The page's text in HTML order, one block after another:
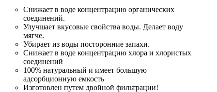
Снижает в воде концентрацию органических
соединений.
Улучшает вкусовые свойства воды. Делает воду
мягче.
Убирает из воды посторонние запахи.
Снижает в воде концентрацию хлора и хлористых
соединений
100% натуральный и имеет большую
адсорбционную емкость
Изготовлен путем двойной фильтрации!